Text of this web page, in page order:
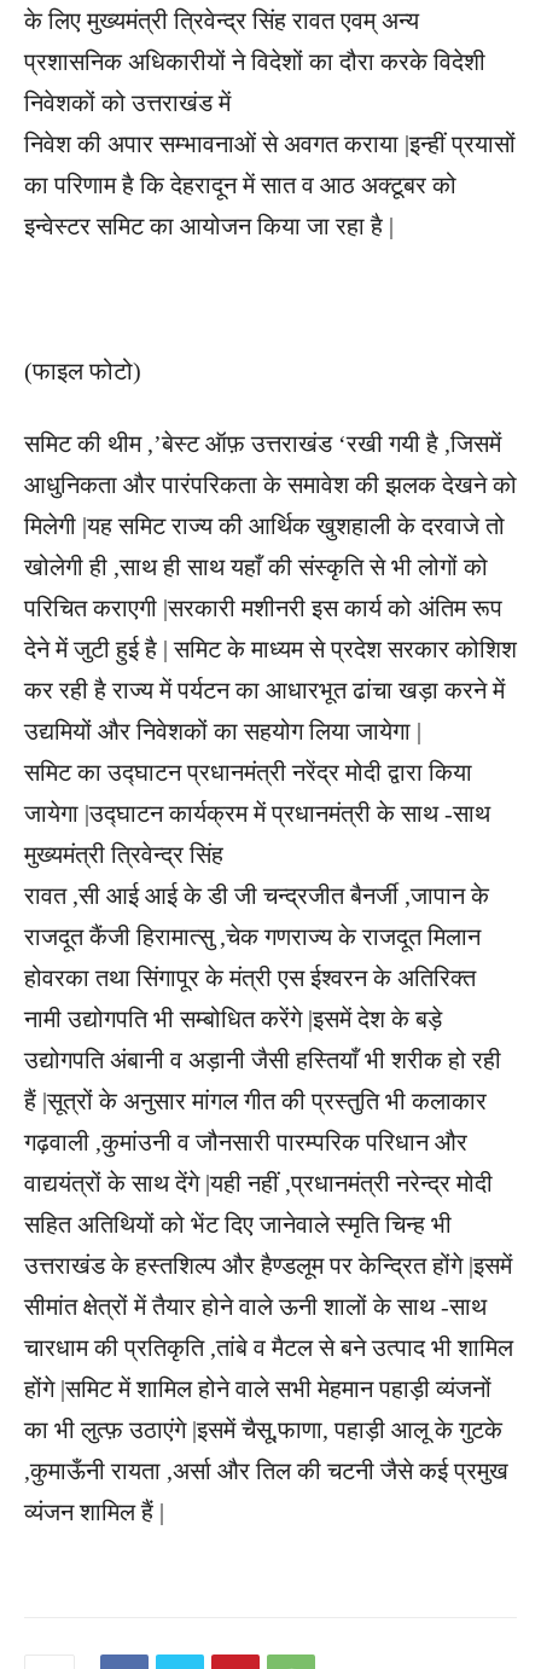
के लिए मुख्यमंत्री त्रिवेन्द्र सिंह रावत एवम् अन्य
प्रशासनिक अधिकारीयों ने विदेशों का दौरा करके विदेशी
निवेशकों को उत्तराखंड में
निवेश की अपार सम्भावनाओं से अवगत कराया |इन्हीं प्रयासों
का परिणाम है कि देहरादून में सात व आठ अक्टूबर को
इन्वेस्टर समिट का आयोजन किया जा रहा है |
(फाइल फोटो)
समिट की थीम ,’बेस्ट ऑफ़ उत्तराखंड ‘रखी गयी है ,जिसमें
आधुनिकता और पारंपरिकता के समावेश की झलक देखने को
मिलेगी |यह समिट राज्य की आर्थिक खुशहाली के दरवाजे तो
खोलेगी ही ,साथ ही साथ यहाँ की संस्कृति से भी लोगों को
परिचित कराएगी |सरकारी मशीनरी इस कार्य को अंतिम रूप
देने में जुटी हुई है | समिट के माध्यम से प्रदेश सरकार कोशिश
कर रही है राज्य में पर्यटन का आधारभूत ढांचा खड़ा करने में
उद्यमियों और निवेशकों का सहयोग लिया जायेगा |
समिट का उद्घाटन प्रधानमंत्री नरेंद्र मोदी द्वारा किया
जायेगा |उद्घाटन कार्यक्रम में प्रधानमंत्री के साथ -साथ
मुख्यमंत्री त्रिवेन्द्र सिंह
रावत ,सी आई आई के डी जी चन्द्रजीत बैनर्जी ,जापान के
राजदूत कैंजी हिरामात्सु ,चेक गणराज्य के राजदूत मिलान
होवरका तथा सिंगापूर के मंत्री एस ईश्वरन के अतिरिक्त
नामी उद्योगपति भी सम्बोधित करेंगे |इसमें देश के बड़े
उद्योगपति अंबानी व अड़ानी जैसी हस्तियाँ भी शरीक हो रही
हैं |सूत्रों के अनुसार मांगल गीत की प्रस्तुति भी कलाकार
गढ़वाली ,कुमांउनी व जौनसारी पारम्परिक परिधान और
वाद्ययंत्रों के साथ देंगे |यही नहीं ,प्रधानमंत्री नरेन्द्र मोदी
सहित अतिथियों को भेंट दिए जानेवाले स्मृति चिन्ह भी
उत्तराखंड के हस्तशिल्प और हैण्डलूम पर केन्द्रित होंगे |इसमें
सीमांत क्षेत्रों में तैयार होने वाले ऊनी शालों के साथ -साथ
चारधाम की प्रतिकृति ,तांबे व मैटल से बने उत्पाद भी शामिल
होंगे |समिट में शामिल होने वाले सभी मेहमान पहाड़ी व्यंजनों
का भी लुत्फ़ उठाएंगे |इसमें चैसू,फाणा, पहाड़ी आलू के गुटके
,कुमाऊँनी रायता ,अर्सा और तिल की चटनी जैसे कई प्रमुख
व्यंजन शामिल हैं |